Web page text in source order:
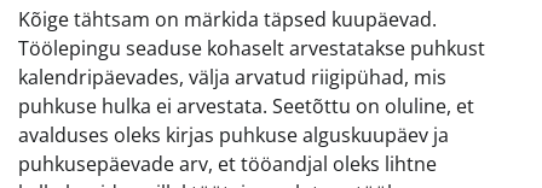
Kõige tähtsam on märkida täpsed kuupäevad.
Töölepingu seaduse kohaselt arvestatakse puhkust
kalendripäevades, välja arvatud riigipühad, mis
puhkuse hulka ei arvestata. Seetõttu on oluline, et
avalduses oleks kirjas puhkuse alguskuupäev ja
puhkusepäevade arv, et tööandjal oleks lihtne